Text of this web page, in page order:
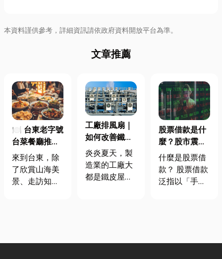
本資料謹供參考，詳細資訊請依政府資料開放平台為準。
文章推薦
🍽️ 台東老字號
台菜餐廳推薦
｜在地人聚餐
首選，經典合
菜一次滿足
來到台東，除
了欣賞山海美
景、走訪知名
相較於一般小
工廠排風扇｜
如何改善鐵皮
屋頂廠房的溫
度
炎炎夏天，製
造業的工廠大
都是鐵皮屋
股票借款是什
麼？股市震盪|
股票借款、股
票質借、當鋪
借款完整比較
什麼是股票借
款？ 股票借款
泛指以「手中
的融資方式，